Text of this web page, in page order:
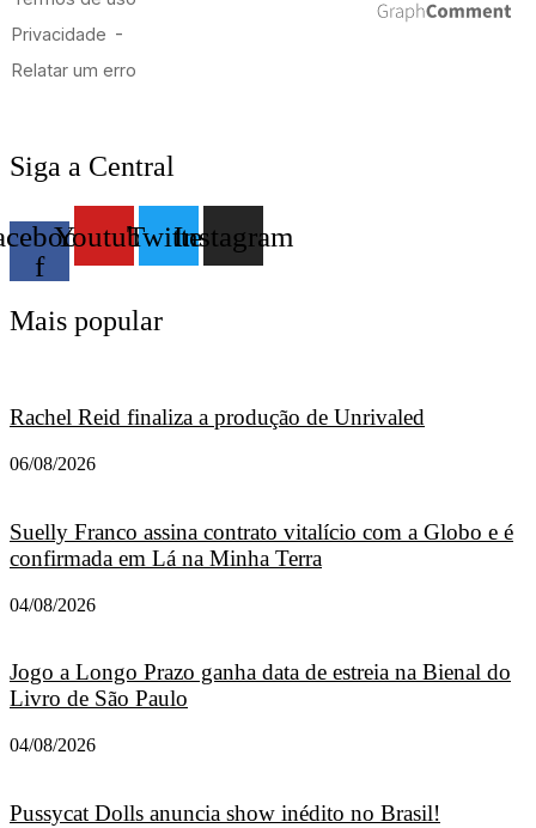
Siga a Central
f
YoutubeTwitterInstagram
Mais popular
Rachel Reid finaliza a produção de Unrivaled
06/08/2026
Suelly Franco assina contrato vitalício com a Globo e é
confirmada em Lá na Minha Terra
04/08/2026
Jogo a Longo Prazo ganha data de estreia na Bienal do
Livro de São Paulo
04/08/2026
Pussycat Dolls anuncia show inédito no Brasil!